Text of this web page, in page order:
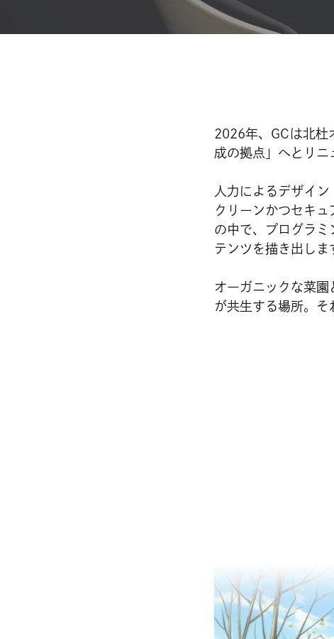
2026年、GCは北杜
成の拠点」へとリニ
人力によるデザイ
クリーンかつセキ
の中で、プログラ
テンツを描き出しま
オーガニックな菜
が共生する場所。そ